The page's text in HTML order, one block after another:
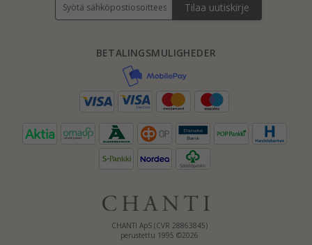
CHANTI ApS (CVR 28863845)
perustettu 1995 ©2026
BETALINGSMULIGHEDER
Tilaa uutiskirje